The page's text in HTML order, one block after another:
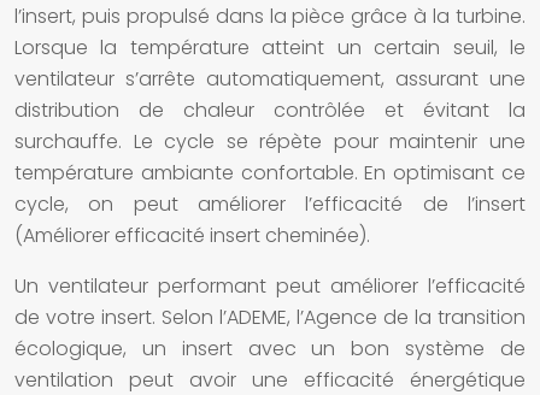
l’insert, puis propulsé dans la pièce grâce à la turbine.
Lorsque la température atteint un certain seuil, le
ventilateur s’arrête automatiquement, assurant une
distribution de chaleur contrôlée et évitant la
surchauffe. Le cycle se répète pour maintenir une
température ambiante confortable. En optimisant ce
cycle, on peut améliorer l’efficacité de l’insert
(Améliorer efficacité insert cheminée).
Un ventilateur performant peut améliorer l’efficacité
de votre insert. Selon l’ADEME, l’Agence de la transition
écologique, un insert avec un bon système de
ventilation peut avoir une efficacité énergétique